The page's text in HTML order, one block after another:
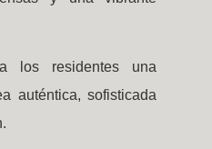
los residentes una
auténtica, sofisticada